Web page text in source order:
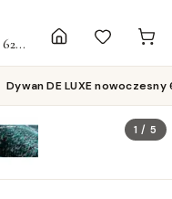
Dywan DE LUXE nowoczesny 626 Geometryczny, romby - Strukturalny szary / zielony
Dywan DE LUXE
1 /5